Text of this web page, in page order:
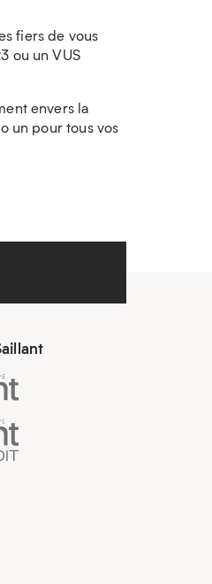
fiers de vous
ou un VUS
envers la
un pour tous vos